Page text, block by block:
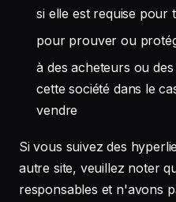
si elle est requise pour
pour prouver ou
à des acheteurs ou
cette société dans le
vendre
Si vous suivez des
autre site, veuillez noter
responsables et n'avons